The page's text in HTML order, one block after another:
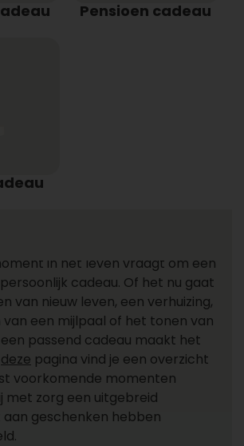
Pensioen cadeau
in het leven vraagt om een
cadeau. Of het nu gaat
van nieuw leven, een verhuizing,
een mijlpaal of het tonen van
passend cadeau maakt het
deze pagina vind je een overzicht
voorkomende momenten
met zorg een uitgebreid
geschenken hebben